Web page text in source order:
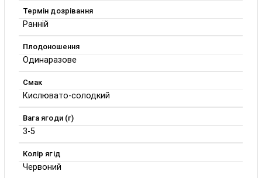
Термін дозрівання
Ранній
Плодоношення
Одинаразове
Смак
Кислювато-солодкий
Вага ягоди (г)
3-5
Колір ягід
Червоний